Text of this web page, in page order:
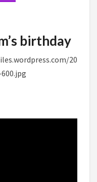
birthday